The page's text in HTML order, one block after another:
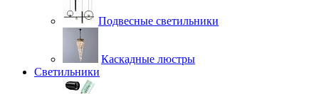
Подвесные светильники
Каскадные люстры
Светильники